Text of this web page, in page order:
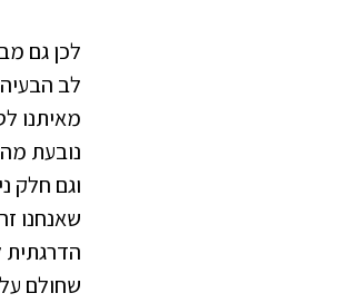
לכן גם
לב
מאיתנו
נובעת
וגם חלק
שאנחנו
הדרגתית
שחולם